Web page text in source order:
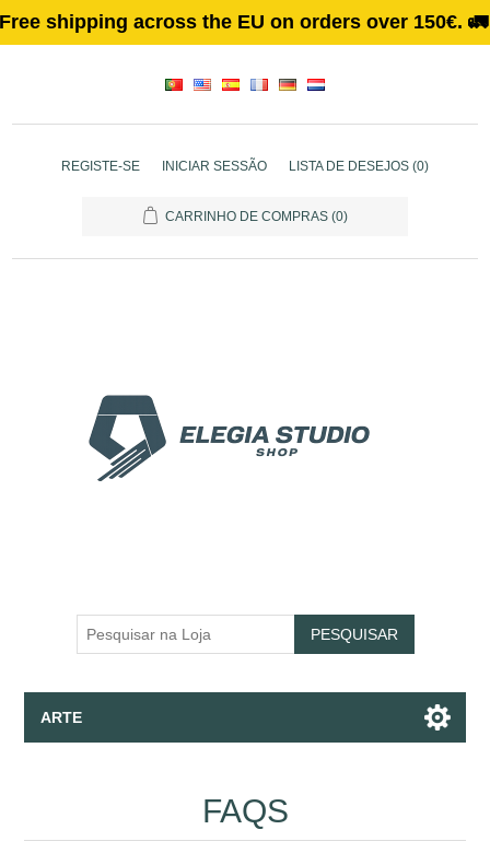
across the EU on orders over 150€. 🚛
REGISTE-SE INICIAR SESSÃO LISTA DE DESEJOS (0)
CARRINHO DE COMPRAS (0)
PESQUISAR
ARTE
FAQS